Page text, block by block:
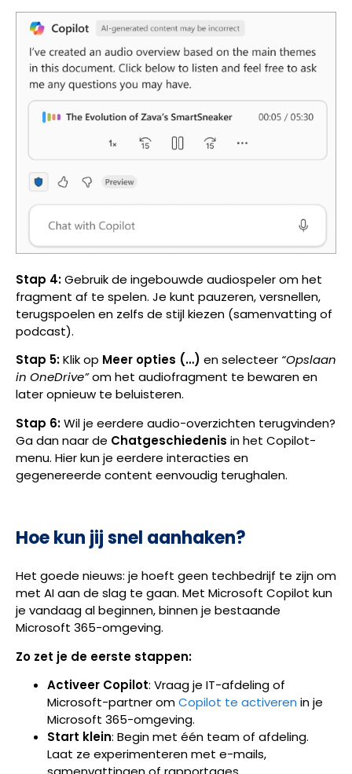
Stap 4:Gebruik de ingebouwde audiospeler om het
fragment af te spelen. Je kunt pauzeren, versnellen,
terugspoelen en zelfs de stijl kiezen (samenvatting of
podcast).
Stap 5:Klik op Meer opties (…) en selecteer “Opslaan
in OneDrive”om het audiofragment te bewaren en
later opnieuw te beluisteren.
Stap 6:Wil je eerdere audio-overzichten terugvinden?
Ga dan naar de Chatgeschiedenis in het Copilot-
menu. Hier kun je eerdere interacties en
gegenereerde content eenvoudig terughalen.
Hoe kun jij snel aanhaken?
Het goede nieuws: je hoeft geen techbedrijf te zijn om
met AI aan de slag te gaan. Met Microsoft Copilot kun
je vandaag al beginnen, binnen je bestaande
Microsoft 365-omgeving.
Zo zet je de eerste stappen:
Activeer Copilot: Vraag je IT-afdeling of
Microsoft-partner omCopilot te activeren in je
Microsoft 365-omgeving.
Start klein: Begin met één team of afdeling.
Laat ze experimenteren met e-mails,